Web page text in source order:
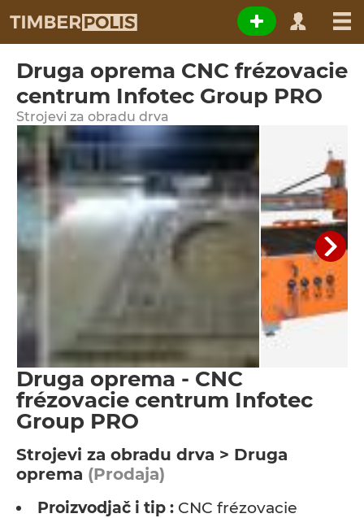
Druga oprema CNC frézovacie
centrum Infotec Group PRO
Strojevi za obradu drva
Druga oprema - CNC
frézovacie centrum Infotec
Group PRO
Strojevi za obradu drva > Druga
oprema (Prodaja)
Proizvodjač i tip : CNC frézovacie